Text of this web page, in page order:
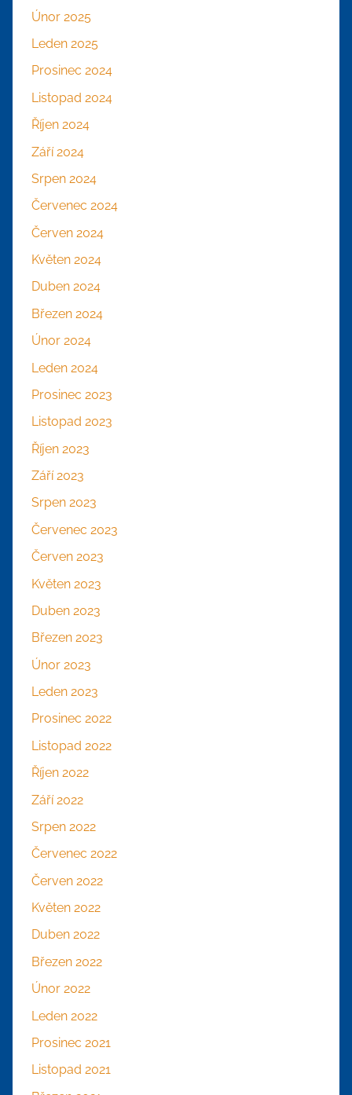
Únor 2025
Leden 2025
Prosinec 2024
Listopad 2024
Říjen 2024
Září 2024
Srpen 2024
Červenec 2024
Červen 2024
Květen 2024
Duben 2024
Březen 2024
Únor 2024
Leden 2024
Prosinec 2023
Listopad 2023
Říjen 2023
Září 2023
Srpen 2023
Červenec 2023
Červen 2023
Květen 2023
Duben 2023
Březen 2023
Únor 2023
Leden 2023
Prosinec 2022
Listopad 2022
Říjen 2022
Září 2022
Srpen 2022
Červenec 2022
Červen 2022
Květen 2022
Duben 2022
Březen 2022
Únor 2022
Leden 2022
Prosinec 2021
Listopad 2021